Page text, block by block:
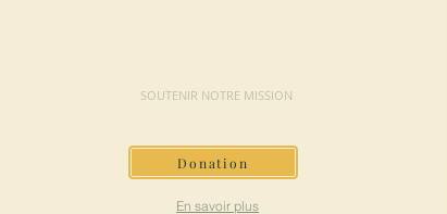
SOUTENIR NOTRE MISSION
Donation
En savoir plus